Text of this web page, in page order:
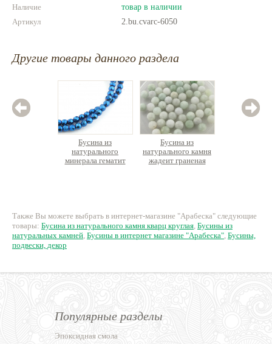
Наличие
товар в наличии
Артикул
2.bu.cvarc-6050
Другие товары данного раздела
Бусина из
натурального
минерала гематит
Бусина из
натурального камня
жадеит граненая
Также Вы можете выбрать в интернет-магазине "Арабеска" следующие
товары: Бусина из натурального камня кварц круглая, Бусины из
натуральных камней, Бусины в интернет магазине "Арабеска", Бусины,
подвески, декор
Популярные разделы
Эпоксидная смола